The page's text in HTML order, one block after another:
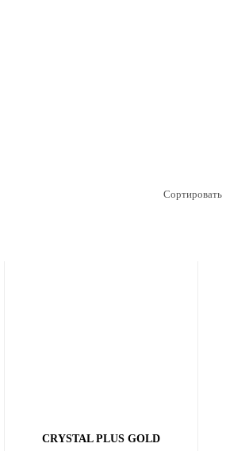
Сортировать
CRYSTAL PLUS GOLD